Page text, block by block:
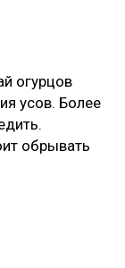
огурцов
усов. Более
обрывать